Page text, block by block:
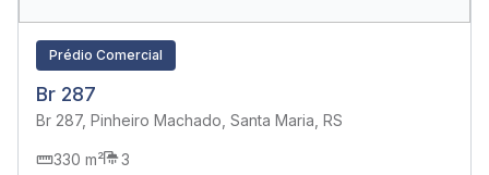
Prédio Comercial
Br 287
Br 287, Pinheiro Machado, Santa Maria, RS
330 m² 3